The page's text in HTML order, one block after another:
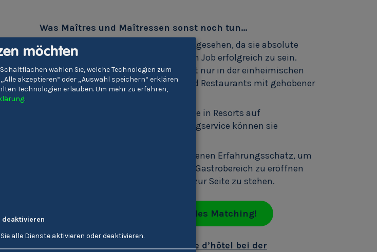
Was Maîtres und Maîtressen sonst noch tun…
Diese Serviceprofis sind überall gerne gesehen, da sie absolute
Alleskönner sein müssen, um in ihrem Job erfolgreich zu sein.
Deshalb finden sie Anstellungen nicht nur in der einheimischen
Hotellerie, sondern in Luxushotels und Restaurants mit gehobener
Gastronomie rund um den Globus.
Aber auch die Leitung der Servicekräfte in Resorts auf
Kreuzfahrtschiffen oder eines Cateringservice können sie
Der Eine oder die Andere nutzt den eigenen Erfahrungsschatz, um
entweder selbst ein Unternehmen im Gastrobereich zu eröffnen
oder um anderen Betrieben beratend zur Seite zu stehen.
Mache jetzt dein individuelles Matching!
Informationen zu Maître/Maîtresse d’hôtel bei der
möchten
wählen Sie, welche Technologien zum
akzeptieren“ oder „Auswahl speichern“ erklären
Technologien erlauben.Um mehr zu erfahren,
.
alle Dienste aktivieren oder deaktivieren.